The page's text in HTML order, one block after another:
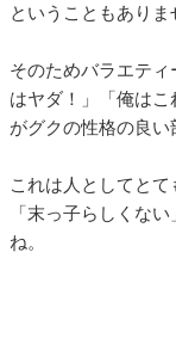
ということもありま
そのためバラエテ
はヤダ！」「俺は
がグクの性格の良い
これは人としてと
「末っ子らしくな
ね。